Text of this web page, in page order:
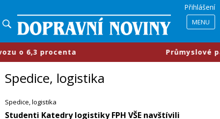
Přihlášení
MENU
​Průmyslové parky se mění, firmy
Spedice, logistika
Spedice, logistika
​Studenti Katedry logistiky FPH VŠE navštívili